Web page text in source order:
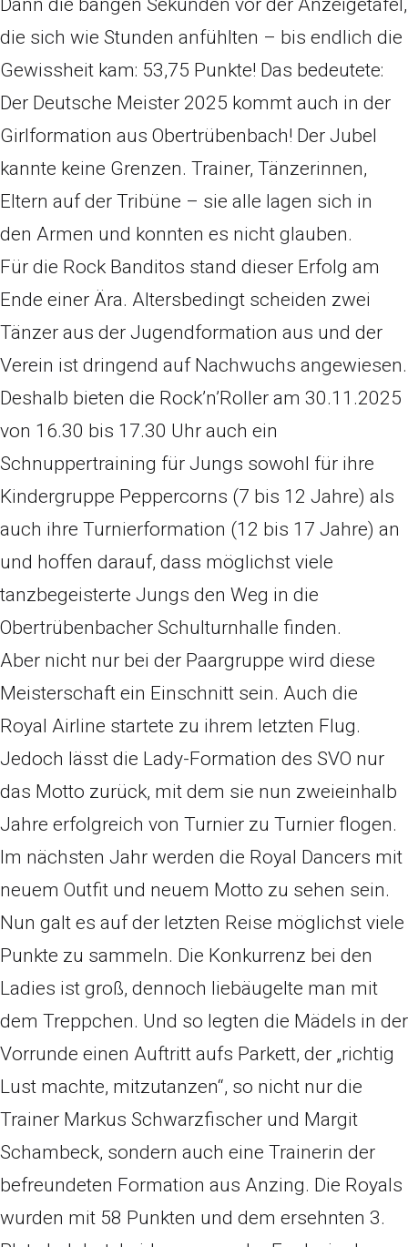
Dann die bangen Sekunden vor der Anzeigetafel,
die sich wie Stunden anfühlten – bis endlich die
Gewissheit kam: 53,75 Punkte! Das bedeutete:
Der Deutsche Meister 2025 kommt auch in der
Girlformation aus Obertrübenbach! Der Jubel
kannte keine Grenzen. Trainer, Tänzerinnen,
Eltern auf der Tribüne – sie alle lagen sich in
den Armen und konnten es nicht glauben.
Für die Rock Banditos stand dieser Erfolg am
Ende einer Ära. Altersbedingt scheiden zwei
Tänzer aus der Jugendformation aus und der
Verein ist dringend auf Nachwuchs angewiesen.
Deshalb bieten die Rock’n’Roller am 30.11.2025
von 16.30 bis 17.30 Uhr auch ein
Schnuppertraining für Jungs sowohl für ihre
Kindergruppe Peppercorns (7 bis 12 Jahre) als
auch ihre Turnierformation (12 bis 17 Jahre) an
und hoffen darauf, dass möglichst viele
tanzbegeisterte Jungs den Weg in die
Obertrübenbacher Schulturnhalle finden.
Aber nicht nur bei der Paargruppe wird diese
Meisterschaft ein Einschnitt sein. Auch die
Royal Airline startete zu ihrem letzten Flug.
Jedoch lässt die Lady-Formation des SVO nur
das Motto zurück, mit dem sie nun zweieinhalb
Jahre erfolgreich von Turnier zu Turnier flogen.
Im nächsten Jahr werden die Royal Dancers mit
neuem Outfit und neuem Motto zu sehen sein.
Nun galt es auf der letzten Reise möglichst viele
Punkte zu sammeln. Die Konkurrenz bei den
Ladies ist groß, dennoch liebäugelte man mit
dem Treppchen. Und so legten die Mädels in der
Vorrunde einen Auftritt aufs Parkett, der „richtig
Lust machte, mitzutanzen“, so nicht nur die
Trainer Markus Schwarzfischer und Margit
Schambeck, sondern auch eine Trainerin der
befreundeten Formation aus Anzing. Die Royals
wurden mit 58 Punkten und dem ersehnten 3.